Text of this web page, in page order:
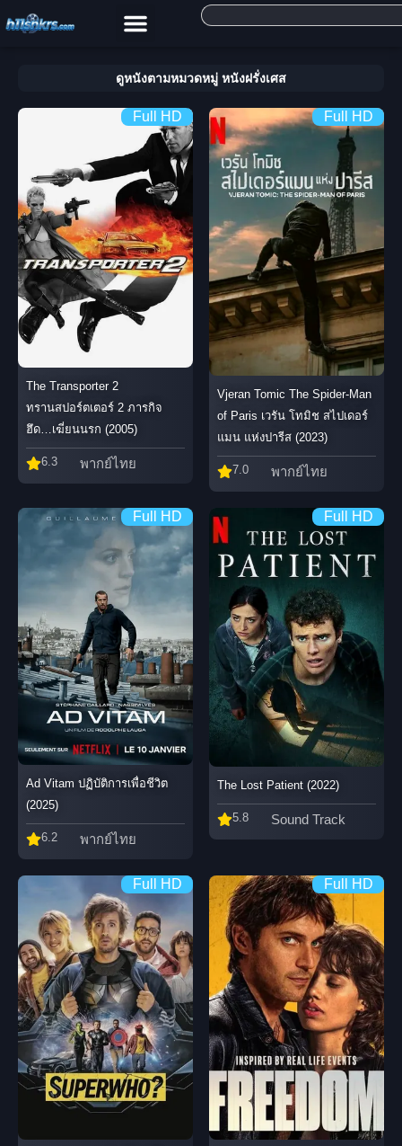
ดูหนังตามหมวดหมู่ หนังฝรั่งเศส
Full HD
The Transporter 2
ทรานสปอร์ตเตอร์ 2 ภารกิจ
ฮึด…เฆี่ยนนรก (2005)
6.3 พากย์ไทย
Full HD
Vjeran Tomic The Spider-Man
of Paris เวรัน โทมิช สไปเดอร์
แมน แห่งปารีส (2023)
7.0 พากย์ไทย
Full HD
Ad Vitam ปฏิบัติการเพื่อชีวิต
(2025)
6.2 พากย์ไทย
Full HD
The Lost Patient (2022)
5.8 Sound Track
Full HD Full HD